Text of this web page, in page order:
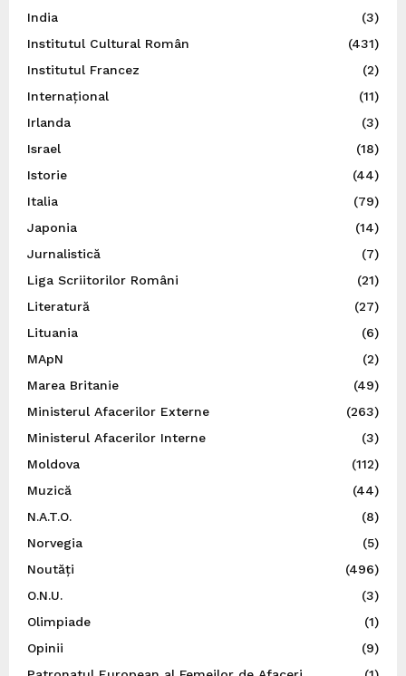
India
(3)
Institutul Cultural Român
(431)
Institutul Francez
(2)
Internațional
(11)
Irlanda
(3)
Israel
(18)
Istorie
(44)
Italia
(79)
Japonia
(14)
Jurnalistică
(7)
Liga Scriitorilor Români
(21)
Literatură
(27)
Lituania
(6)
MApN
(2)
Marea Britanie
(49)
Ministerul Afacerilor Externe
(263)
Ministerul Afacerilor Interne
(3)
Moldova
(112)
Muzică
(44)
N.A.T.O.
(8)
Norvegia
(5)
Noutăți
(496)
O.N.U.
(3)
Olimpiade
(1)
Opinii
(9)